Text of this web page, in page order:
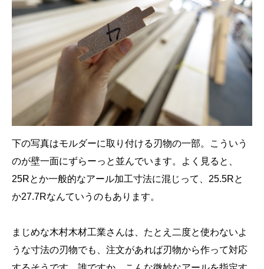
下の写真はモルダーに取り付ける刃物の一部。こういう
のが壁一面にずらーっと並んでいます。よく見ると、
25Rとか一般的なアール加工寸法に混じって、25.5Rと
か27.7Rなんていうのもあります。
まじめな木村木材工業さんは、たとえ二度と使わないよ
うな寸法の刃物でも、注文があれば刃物から作って対応